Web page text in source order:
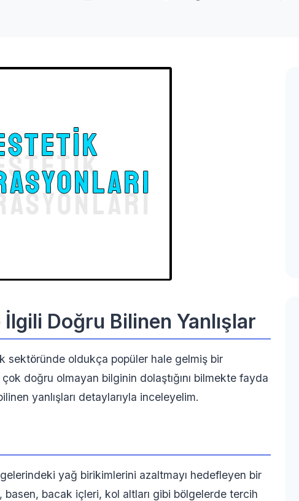
Doğru Bilinen Yanlışlar
sektöründe oldukça popüler hale gelmiş bir
doğru olmayan bilginin dolaştığını bilmekte fayda
yanlışları detaylarıyla inceleyelim.
yağ birikimlerini azaltmayı hedefleyen bir
basen, bacak içleri, kol altları gibi bölgelerde tercih